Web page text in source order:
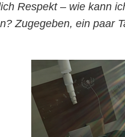
Respekt – wie kann
Zugegeben, ein paar